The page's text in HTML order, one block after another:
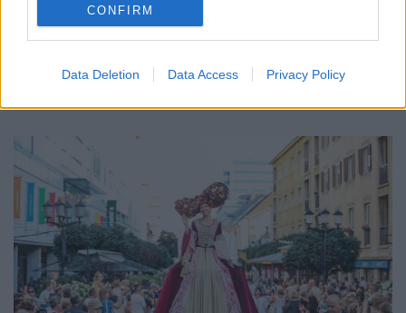
CONFIRM
Data Deletion Data Access Privacy Policy
Az energiaellátás tehermentesítése érdekében másfél órával
előrébb hozták a Brest Bretagne Handball elleni találkozó
1 hozzászólás